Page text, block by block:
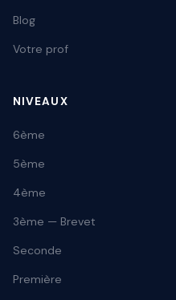
Blog
Votre prof
NIVEAUX
6ème
5ème
4ème
3ème — Brevet
Seconde
Première